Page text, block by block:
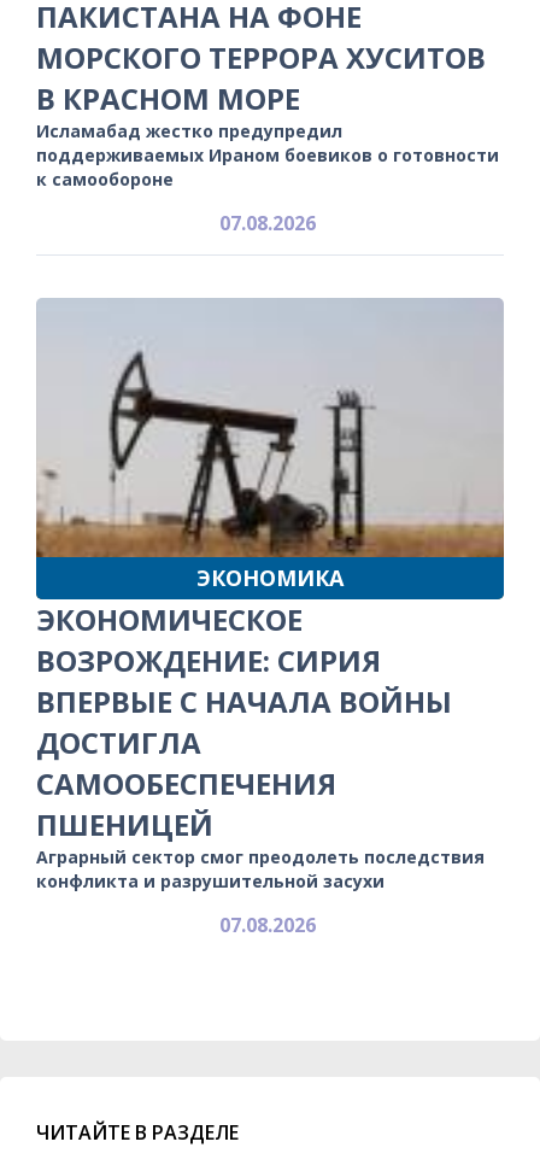
ПАКИСТАНА НА ФОНЕ
МОРСКОГО ТЕРРОРА ХУСИТОВ
В КРАСНОМ МОРЕ
Исламабад жестко предупредил
поддерживаемых Ираном боевиков о готовности
к самообороне
07.08.2026
ЭКОНОМИКА
ЭКОНОМИЧЕСКОЕ
ВОЗРОЖДЕНИЕ: СИРИЯ
ВПЕРВЫЕ С НАЧАЛА ВОЙНЫ
ДОСТИГЛА
САМООБЕСПЕЧЕНИЯ
ПШЕНИЦЕЙ
Аграрный сектор смог преодолеть последствия
конфликта и разрушительной засухи
07.08.2026
ЧИТАЙТЕ В РАЗДЕЛЕ